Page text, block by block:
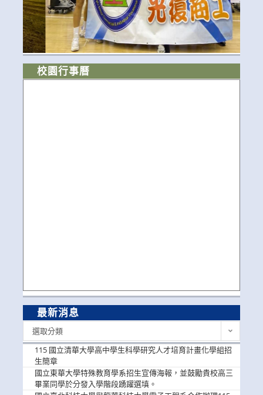
校園行事曆
最新消息
選取分類
115 國立清華大學高中學生科學研究人才培育計畫化學組招
生簡章
國立東華大學特殊教育學系招生宣傳海報，並鼓勵貴校高三
畢業同學於分發入學階段踴躍選填。